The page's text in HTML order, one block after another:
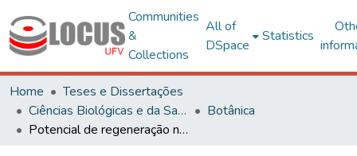
Communities
&
Collections
All of
DSpace
Statistics
Home
Teses e Dissertações
Ciências Biológicas e da Saúde
Botânica
Potencial de regeneração natural no entorno de reservatórios de geração de energia hidrelétrica, na região serrana do estado do Rio de Janeiro